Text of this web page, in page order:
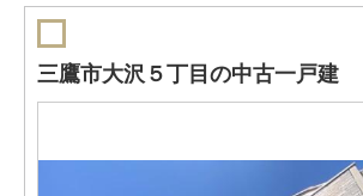
三鷹市大沢５丁目の中古一戸建